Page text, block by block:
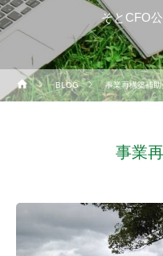
そとCFO
BLOG 事業再構築補助
事業